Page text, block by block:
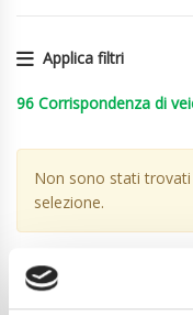
Applica filtri
96 Corrispondenza di
Non sono stati
selezione.